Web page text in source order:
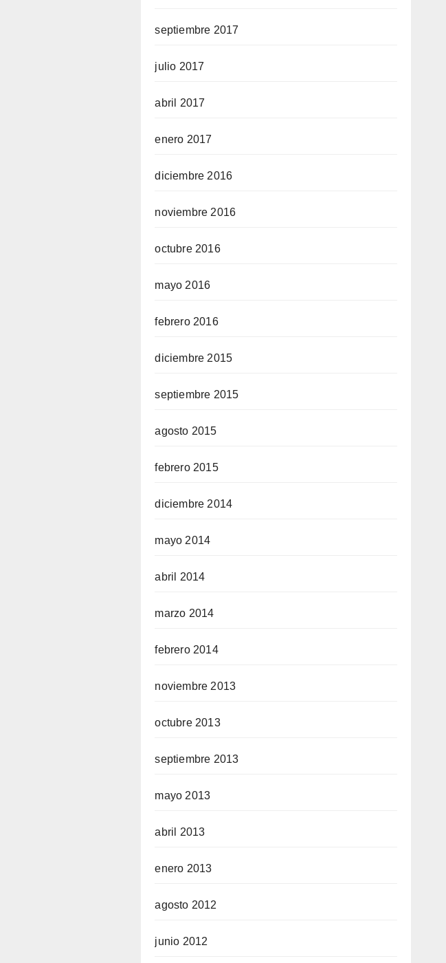
septiembre 2017
julio 2017
abril 2017
enero 2017
diciembre 2016
noviembre 2016
octubre 2016
mayo 2016
febrero 2016
diciembre 2015
septiembre 2015
agosto 2015
febrero 2015
diciembre 2014
mayo 2014
abril 2014
marzo 2014
febrero 2014
noviembre 2013
octubre 2013
septiembre 2013
mayo 2013
abril 2013
enero 2013
agosto 2012
junio 2012